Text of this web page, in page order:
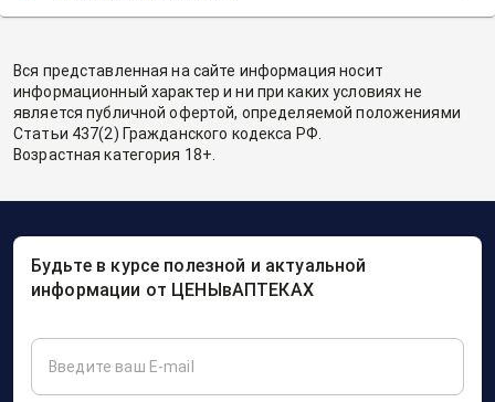
Вся представленная на сайте информация носит
информационный характер и ни при каких условиях не
является публичной офертой, определяемой положениями
Статьи 437(2) Гражданского кодекса РФ.
Возрастная категория 18+.
Будьте в курсе полезной и актуальной
информации от ЦЕНЫвАПТЕКАХ